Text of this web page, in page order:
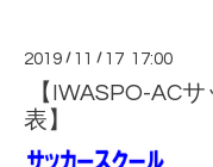
2019 / 11 / 17 17:00
【IWASPO-AC
表】